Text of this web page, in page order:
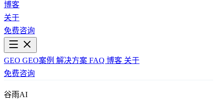
博客
关于
免费咨询
GEO GEO案例 解决方案 FAQ 博客 关于
免费咨询
谷雨AI